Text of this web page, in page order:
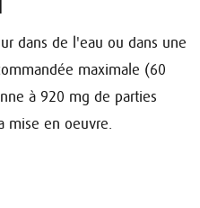
dans de l'eau ou dans une
maximale (60
à 920 mg de parties
mise en oeuvre.